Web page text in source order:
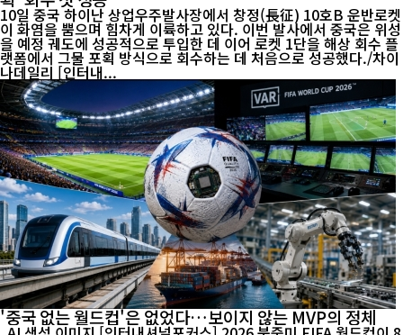
10일 중국 하이난 상업우주발사장에서 창정(長征) 10호B 운반로켓
이 화염을 뿜으며 힘차게 이륙하고 있다. 이번 발사에서 중국은 위성
을 예정 궤도에 성공적으로 투입한 데 이어 로켓 1단을 해상 회수 플
랫폼에서 그물 포획 방식으로 회수하는 데 처음으로 성공했다./차이
나데일리 [인터내...
'중국 없는 월드컵'은 없었다…보이지 않는 MVP의 정체